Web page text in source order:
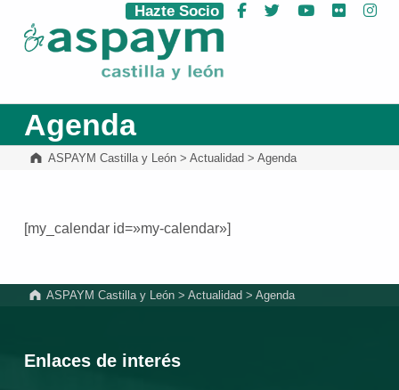
ASPAYM Castilla y León
Hazte Socio Facebook
Twitter YouTube
Flickr
Agenda
ASPAYM Castilla y León> Actualidad > Agenda
[my_calendar id=»my-calendar»]
ASPAYM Castilla y León >Actualidad >Agenda
Enlaces de interés